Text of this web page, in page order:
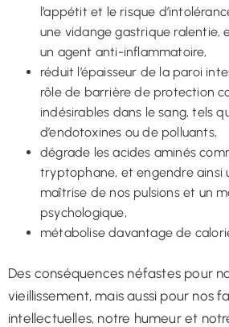
l’appétit et le risque
une vidange gastrique ralentie,
un agent anti-inflammatoire,
réduit l’épaisseur de la paroi
rôle de barrière de protection
indésirables dans le sang, tels
d’endotoxines ou de polluants,
dégrade les acides aminés
tryptophane, et engendre ainsi
maîtrise de nos pulsions et un
psychologique,
métabolise davantage de
Des conséquences néfastes pour
vieillissement, mais aussi pour nos
intellectuelles, notre humeur et